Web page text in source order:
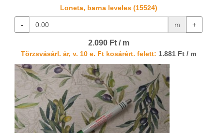
Loneta, barna leveles (15524)
- m +
2.090 Ft / m
Törzsvásárl. ár, v. 10 e. Ft kosárért. felett: 1.881 Ft / m